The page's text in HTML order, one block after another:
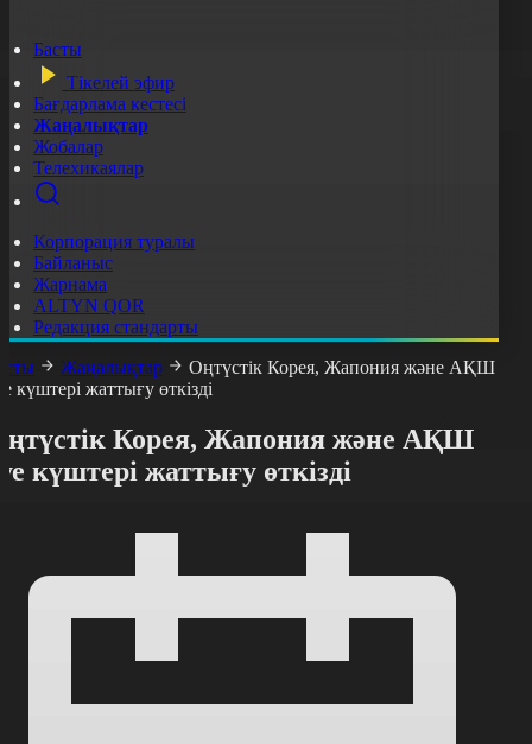
Басты
Тікелей эфир
Бағдарлама кестесі
Жаңалықтар
Жобалар
Телехикаялар
Корпорация туралы
Байланыс
Жарнама
ALTYN QOR
Редакция стандарты
Жаңалықтар
Оңтүстік Корея, Жапония және АҚШ
күштері жаттығу өткізді
Корея, Жапония және АҚШ
күштері жаттығу өткізді